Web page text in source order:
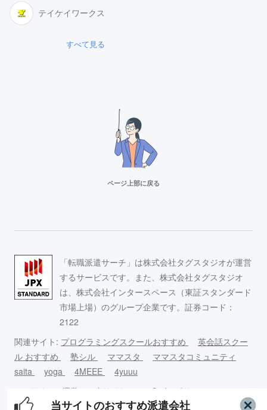
当サイトのおすすめ派遣会社
事務求人が豊富！
スタッフサービス
求人数16万件以上の派遣会社！
リクルートスタッフィング
派遣満足度14部門でNo.1
テイケイワークス
すべて見る
ページ上部に戻る
このサイ
トについ
運営
者情
当サイトの
引用につい
Cookieポリ
シーについ
制作ポリシ
「転職派遣サーチ」は株式会社タグスタジオが運営
するサービスです。また、株式会社タグスタジオ
は、株式会社インタースペース（東証スタンダード
市場上場）のグループ企業です。証券コード：
2122
関連サイト: プログラミングスクールおすすめ
英会話スクー
ル おすすめ
塾シル ママスタ
ママスタコミュニティ
saita
yoga 4MEEE 4yuuu